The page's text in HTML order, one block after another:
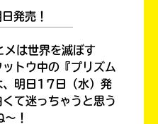
発売！
メは世界を滅ぼす
トウ中の『プリズム
明日17日（水）発
て迷っちゃうと思う
！